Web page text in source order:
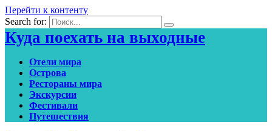
Перейти к контенту
Search for:
Куда поехать на выходные
Отели мира
Острова
Рестораны мира
Экскурсии
Фестивали
Путешествия